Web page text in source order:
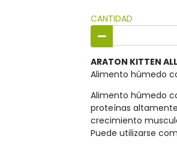
CANTIDAD
ARATON KITTEN
Alimento húmedo
Alimento húmedo
proteínas
crecimiento
Puede utilizarse